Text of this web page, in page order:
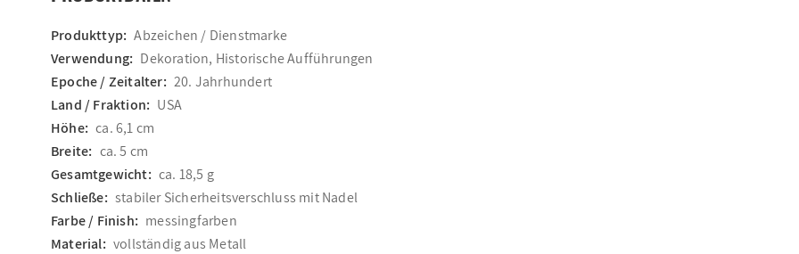
Produkttyp: Abzeichen / Dienstmarke
Verwendung: Dekoration, Historische Aufführungen
Epoche / Zeitalter: 20. Jahrhundert
Land / Fraktion: USA
Höhe: ca. 6,1 cm
Breite: ca. 5 cm
Gesamtgewicht: ca. 18,5 g
Schließe: stabiler Sicherheitsverschluss mit Nadel
Farbe / Finish: messingfarben
Material: vollständig aus Metall